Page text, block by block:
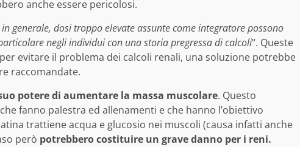
anche essere pericolosi.
generale, dosi troppo elevate assunte come integratore possono
negli individui con una storia pregressa di calcoli“. Queste
evitare il problema dei calcoli renali, una soluzione potrebbe
raccomandate.
potere di aumentare la massa muscolare. Questo
fanno palestra ed allenamenti e che hanno l’obiettivo
trattiene acqua e glucosio nei muscoli (causa infatti anche
però potrebbero costituire un grave danno per i reni.